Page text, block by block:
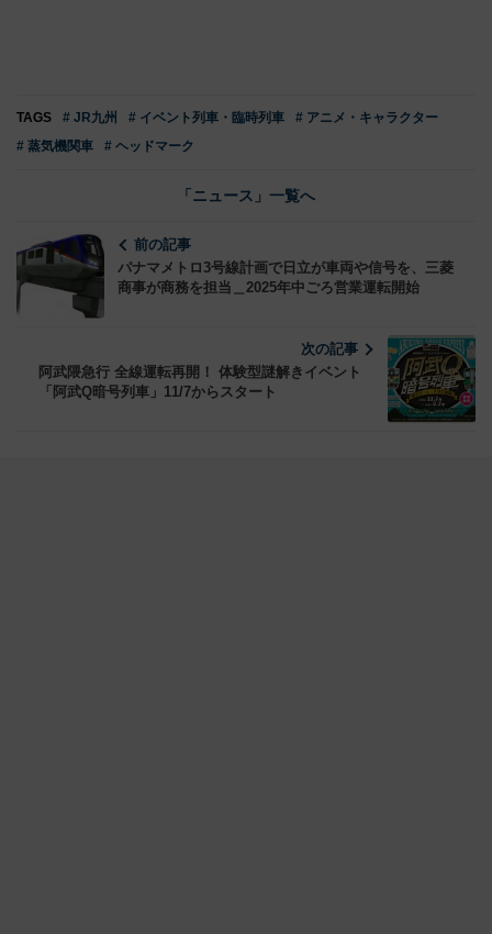
TAGS # JR九州 # イベント列車・臨時列車
# アニメ・キャラクター
# 蒸気機関車
# ヘッドマーク
「ニュース」一覧へ
前の記事
パナマメトロ3号線計画で日立が車両や信号を、三菱
商事が商務を担当＿2025年中ごろ営業運転開始
次の記事
阿武隈急行 全線運転再開！ 体験型謎解きイベント
「阿武Q暗号列車」11/7からスタート